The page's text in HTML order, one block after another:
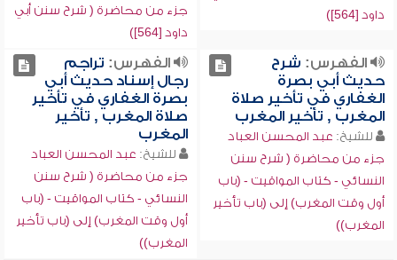
داود [564])
جزء من محاضرة ( شرح سنن أبي
داود [564])
الفهرس: شرح
حديث أبي بصرة
الغفاري في تأخير صلاة
المغرب , تأخير المغرب
للشيخ: عبد المحسن العباد
جزء من محاضرة ( شرح سنن
النسائي - كتاب المواقيت - (باب
أول وقت المغرب) إلى (باب تأخير
المغرب))
الفهرس: تراجم
رجال إسناد حديث أبي
بصرة الغفاري في تأخير
صلاة المغرب , تأخير
المغرب
للشيخ: عبد المحسن العباد
جزء من محاضرة ( شرح سنن
النسائي - كتاب المواقيت - (باب
أول وقت المغرب) إلى (باب تأخير
المغرب))